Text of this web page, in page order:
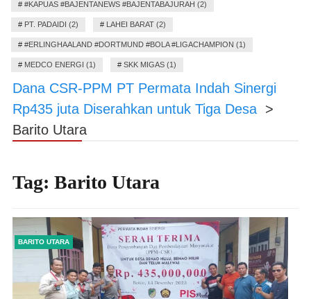
# #KAPUAS #BAJENTANEWS #BAJENTABAJURAH (2)
# PT. PADAIDI (2) # LAHEI BARAT (2)
# #ERLINGHAALAND #DORTMUND #BOLA #LIGACHAMPION (1)
# MEDCO ENERGI (1) # SKK MIGAS (1)
Dana CSR-PPM PT Permata Indah Sinergi
Rp435 juta Diserahkan untuk Tiga Desa >
Barito Utara
Tag: Barito Utara
BARITO UTARA